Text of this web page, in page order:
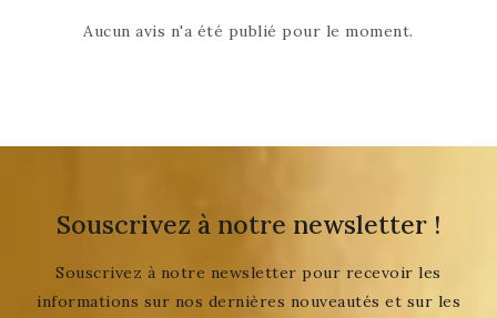
Aucun avis n'a été publié pour le moment.
Souscrivez à notre newsletter !
Souscrivez à notre newsletter pour recevoir les
informations sur nos dernières nouveautés et sur les